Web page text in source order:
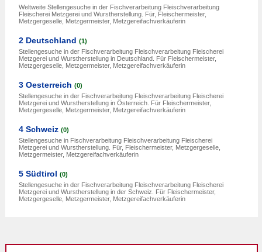
Weltweite Stellengesuche in der Fischverarbeitung Fleischverarbeitung
Fleischerei Metzgerei und Wurstherstellung. Für, Fleischermeister,
Metzgergeselle, Metzgermeister, Metzgereifachverkäuferin
2 Deutschland (1)
Stellengesuche in der Fischverarbeitung Fleischverarbeitung Fleischerei
Metzgerei und Wurstherstellung in Deutschland. Für Fleischermeister,
Metzgergeselle, Metzgermeister, Metzgereifachverkäuferin
3 Oesterreich (0)
Stellengesuche in der Fischverarbeitung Fleischverarbeitung Fleischerei
Metzgerei und Wurstherstellung in Österreich. Für Fleischermeister,
Metzgergeselle, Metzgermeister, Metzgereifachverkäuferin
4 Schweiz (0)
Stellengesuche in Fischverarbeitung Fleischverarbeitung Fleischerei
Metzgerei und Wurstherstellung. Für, Fleischermeister, Metzgergeselle,
Metzgermeister, Metzgereifachverkäuferin
5 Südtirol
(0)
Stellengesuche in der Fischverarbeitung Fleischverarbeitung Fleischerei
Metzgerei und Wurstherstellung in der Schweiz. Für Fleischermeister,
Metzgergeselle, Metzgermeister, Metzgereifachverkäuferin